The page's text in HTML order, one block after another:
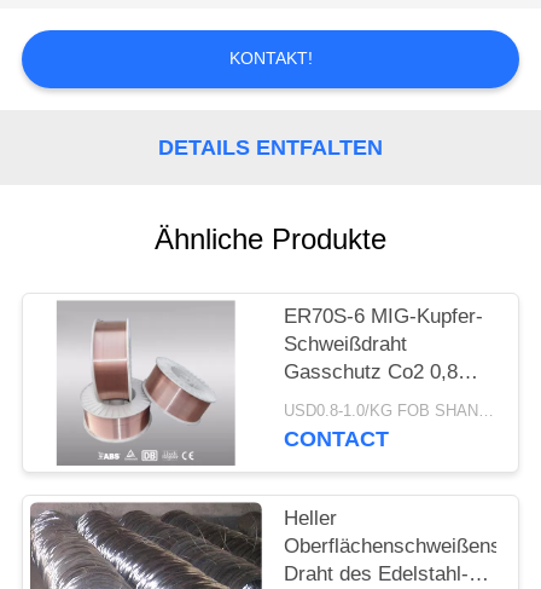
FORDERN
SIE
PRIVACY
POLICY
KONTAKT!
DETAILS ENTFALTEN
Ähnliche Produkte
ER70S-6 MIG-Kupfer-
Schweißdraht
Gasschutz Co2 0,8
mm 1,0 mm 1,2 mm
USD0.8-1.0/KG FOB SHANGHAI MOQ:500kg
CONTACT
Heller
Oberflächenschweißens-
Draht des Edelstahl-